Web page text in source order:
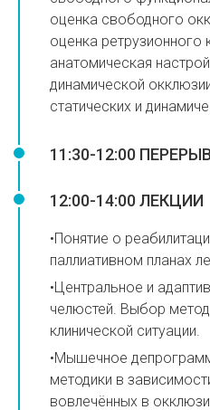
оценка свободного
оценка ретрузионного
анатомическая
динамической
статических и
11:30-12:00
12:00-14:00 ЛЕКЦИИ
•Понятие о
паллиативном планах
•⁠Центральное и
челюстей. Выбор
клинической ситуации.
•Мышечное
методики в
вовлечённых в